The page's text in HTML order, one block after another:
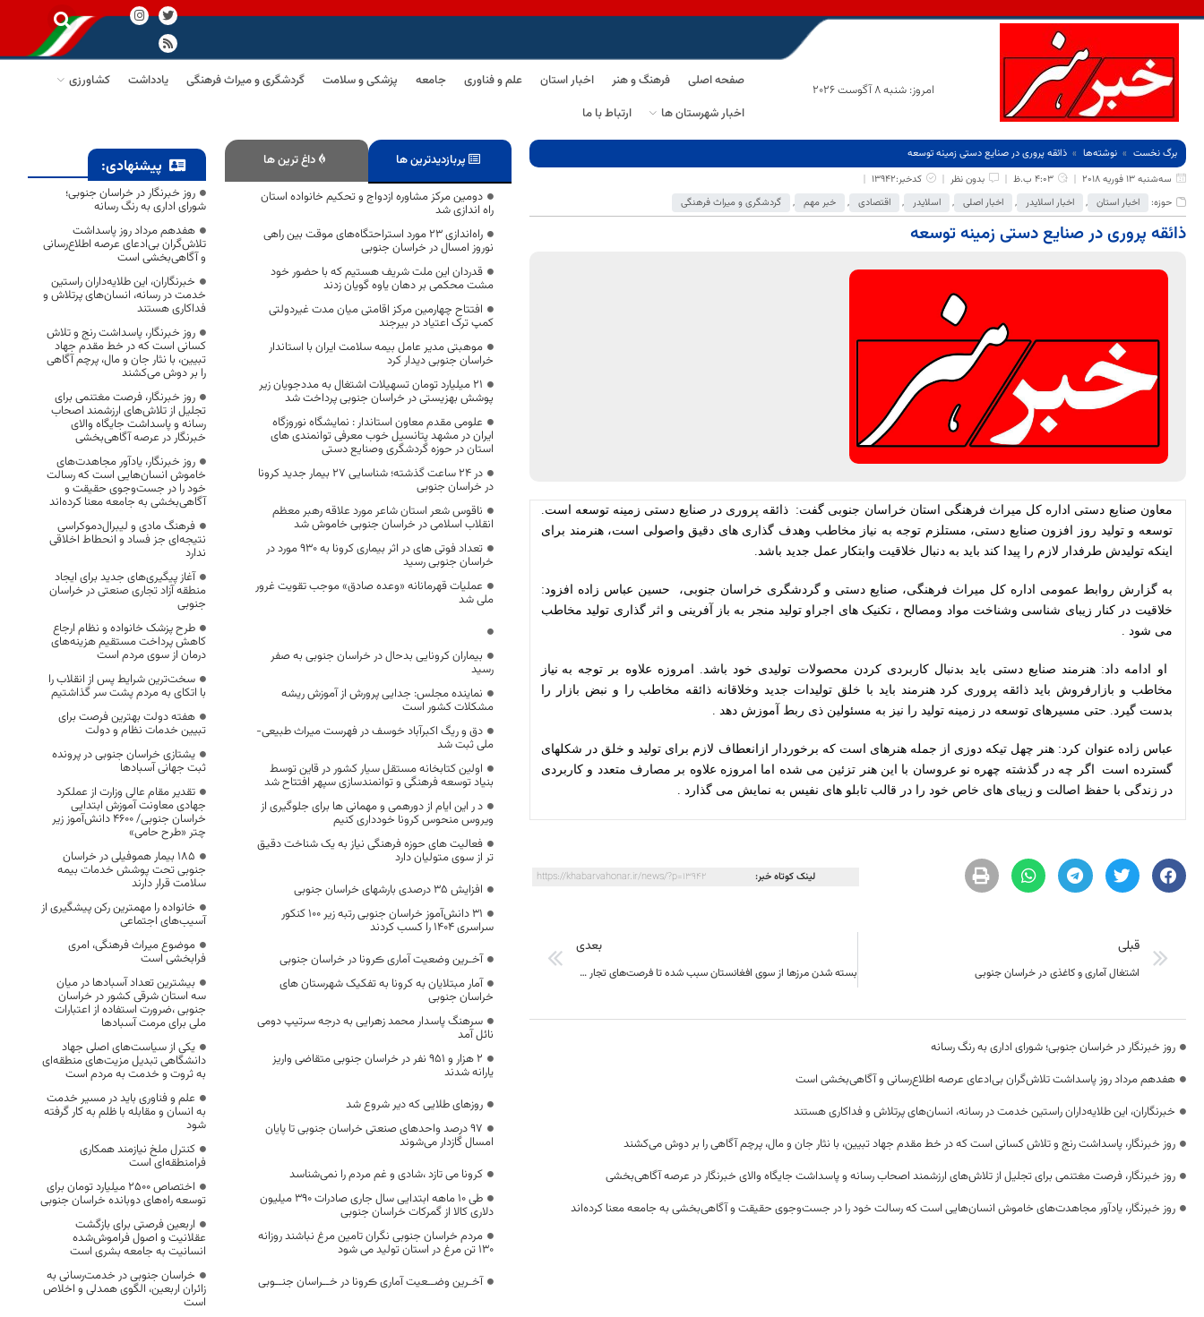
امروز: شنبه 8 آگوست 2026
صفحه اصلی فرهنگ و هنر اخبار استان علم و فناوری جامعه پزشکی و سلامت گردشگری و میراث فرهنگی یادداشت
کشاورزی
اخبار شهرستان ها
ارتباط با ما
برگ نخست نوشته‌ها
ذائقه پروری در صنایع دستی زمینه توسعه
سه‌شنبه 13 فوریه 2018
4:03 ب.ظ بدون نظر
کدخبر:13942
حوزه:
اخبار استان , اخبار اسلایدر , اخبار اصلی , اسلایدر , اقتصادی , خبر مهم , گردشگری و میراث فرهنگی
ذائقه پروری در صنایع دستی زمینه توسعه
معاون صنایع دستی اداره کل میراث فرهنگی استان خراسان جنوبی گفت: ذائقه پروری در صنایع دستی زمینه توسعه است.
توسعه و تولید روز افزون صنایع دستی، مستلزم توجه به نیاز مخاطب وهدف گذاری های دقیق واصولی است، هنرمند برای
اینکه تولیدش طرفدار لازم را پیدا کند باید به دنبال خلاقیت وابتکار عمل جدید باشد.
به گزارش روابط عمومی اداره کل میراث فرهنگی، صنایع دستی و گردشگری خراسان جنوبی،
حسین عباس زاده افزود:
خلاقیت در کنار زیبای شناسی وشناخت مواد ومصالح ، تکنیک های اجراو تولید منجر به باز آفرینی و اثر گذاری تولید مخاطب
می شود .
او ادامه داد: هنرمند صنایع دستی باید بدنبال کاربردی کردن محصولات تولیدی خود باشد. امروزه علاوه بر توجه به نیاز
مخاطب و بازارفروش باید ذائقه پروری کرد هنرمند باید با خلق تولیدات جدید وخلاقانه ذائقه مخاطب را و نبض بازار را
بدست گیرد. حتی مسیرهای توسعه در زمینه تولید را نیز به مسئولین ذی ربط آموزش دهد .
عباس زاده عنوان کرد: هنر چهل تیکه دوزی از جمله هنرهای است که برخوردار ازانعطاف لازم برای تولید و خلق در شکلهای
گسترده است
اگر چه در گذشته چهره نو عروسان با این هنر تزئین می شده اما امروزه علاوه بر مصارف متعدد و کاربردی
در زندگی با حفظ اصالت و زیبای های خاص خود را در قالب تابلو های نفیس به نمایش می گذارد .
لینک کوتاه خبر: https://khabarvahonar.ir/news/?p=13942
قبلی
اشتغال آماری و کاغذی در خراسان جنوبی
بعدی
بسته شدن مرزها از سوی افغانستان سبب شده تا فرصت‌های تجار خراسان جنوبی از بین برود
روز خبرنگار در خراسان جنوبی؛ شورای اداری به رنگ رسانه
هفدهم مرداد روز پاسداشت تلاش‌گران بی‌ادعای عرصه اطلاع‌رسانی و آگاهی‌بخشی است
خبرنگاران، این طلایه‌داران راستین خدمت در رسانه، انسان‌های پرتلاش و فداکاری هستند
روز خبرنگار، پاسداشت رنج و تلاش کسانی است که در خط مقدم جهاد تبیین، با نثار جان و مال، پرچم آگاهی را بر دوش می‌کشند
روز خبرنگار، فرصت مغتنمی برای تجلیل از تلاش‌های ارزشمند اصحاب رسانه و پاسداشت جایگاه والای خبرنگار در عرصه آگاهی‌بخشی
روز خبرنگار، یادآور مجاهدت‌های خاموش انسان‌هایی است که رسالت خود را در جست‌وجوی حقیقت و آگاهی‌بخشی به جامعه معنا کرده‌اند
پربازدیدترین ها داغ ترین ها
دومین مرکز مشاوره ازدواج و تحکیم خانواده استان
راه اندازی شد
راه‌اندازی ۲۳ مورد استراحتگاه‌های موقت بین راهی
نوروز امسال در خراسان جنوبی
قدردان این ملت شریف هستیم که با حضور خود
مشت محکمی بر دهان یاوه گویان زدند
افتتاح چهارمین مرکز اقامتی میان مدت غیردولتی
کمپ ترک اعتیاد در بیرجند
موهبتی مدیر عامل بیمه سلامت ایران با استاندار
خراسان جنوبی دیدار کرد
۲۱ میلیارد تومان تسهیلات اشتغال به مددجویان زیر
پوشش بهزیستی در خراسان جنوبی پرداخت شد
علومی مقدم معاون استاندار : نمایشگاه نوروزگاه
ایران در مشهد پتانسیل خوب معرفی توانمندی های
استان در حوزه گردشگری وصنایع دستی
در 24 ساعت گذشته؛ شناسایی 27 بیمار جدید کرونا
در خراسان جنوبی
ناقوس شعر استان شاعر مورد علاقه رهبر معظم
انقلاب اسلامی در خراسان جنوبی خاموش شد
تعداد فوتی های در اثر بیماری کرونا به 930 مورد در
خراسان جنوبی رسید
عملیات قهرمانانه «وعده صادق» موجب تقویت غرور
ملی شد
بیماران کرونایی بدحال در خراسان جنوبی به صفر
رسید
نماینده مجلس: جدایی پرورش از آموزش ریشه
مشکلات کشور است
دق و ریگ اکبرآباد خوسف در فهرست میراث طبیعی-
ملی ثبت شد
اولین کتابخانه مستقل سیار کشور در قاین توسط
بنیاد توسعه فرهنگی و توانمندسازی سپهر افتتاح شد
د ر این ایام از دورهمی و مهمانی ها برای جلوگیری از
ویروس منحوس کرونا خودداری کنیم
فعالیت های حوزه فرهنگی نیاز به یک شناخت دقیق
تر از سوی متولیان دارد
افزایش ۳۵ درصدی بارشهای خراسان جنوبی
۳۱ دانش‌آموز خراسان جنوبی رتبه زیر ۱۰۰ کنکور
سراسری ۱۴۰۴ را کسب کردند
آخـرین وضعیت آماری ڪرونا در خراسان جنوبی
آمار مبتلایان به کرونا به تفکیک شهرستان های
خراسان جنوبی
سرهنگ پاسدار محمد زهرایی به درجه سرتیپ دومی
نائل آمد
۲ هزار و ۹۵۱ نفر در خراسان جنوبی متقاضی واریز
یارانه شدند
روزهای طلایی که دیر شروع شد
۹۷ درصد واحدهای صنعتی خراسان جنوبی تا پایان
امسال گازدار می‌شوند
کرونا می تازد ،شادی و غم مردم را نمی‌شناسد
طی ۱۰ ماهه ابتدایی سال جاری صادرات ۳۹۰ میلیون
دلاری کالا از گمرکات خراسان جنوبی
مردم خراسان جنوبی نگران تامین مرغ نباشند روزانه
۱۳۰ تن مرغ در استان تولید می شود
آخـرین وضــعیت آماری ڪرونا در خــراسان جنــوبی
پیشنهادی:
روز خبرنگار در خراسان جنوبی؛
شورای اداری به رنگ رسانه
هفدهم مرداد روز پاسداشت
تلاش‌گران بی‌ادعای عرصه اطلاع‌رسانی
و آگاهی‌بخشی است
خبرنگاران، این طلایه‌داران راستین
خدمت در رسانه، انسان‌های پرتلاش و
فداکاری هستند
روز خبرنگار، پاسداشت رنج و تلاش
کسانی است که در خط مقدم جهاد
تبیین، با نثار جان و مال، پرچم آگاهی
را بر دوش می‌کشند
روز خبرنگار، فرصت مغتنمی برای
تجلیل از تلاش‌های ارزشمند اصحاب
رسانه و پاسداشت جایگاه والای
خبرنگار در عرصه آگاهی‌بخشی
روز خبرنگار، یادآور مجاهدت‌های
خاموش انسان‌هایی است که رسالت
خود را در جست‌وجوی حقیقت و
آگاهی‌بخشی به جامعه معنا کرده‌اند
فرهنگ مادی و لیبرال‌دموکراسی
نتیجه‌ای جز فساد و انحطاط اخلاقی
ندارد
آغاز پیگیری‌های جدید برای ایجاد
منطقه آزاد تجاری صنعتی در خراسان
جنوبی
طرح پزشک خانواده و نظام ارجاع
کاهش پرداخت مستقیم هزینه‌های
درمان از سوی مردم است
سخت‌ترین شرایط پس از انقلاب را
با اتکای به مردم پشت سر گذاشتیم
هفته دولت بهترین فرصت برای
تبیین خدمات نظام و دولت
یشتازی خراسان جنوبی در پرونده
ثبت جهانی آسبادها
تقدیر مقام عالی وزارت از عملکرد
جهادی معاونت آموزش ابتدایی
خراسان جنوبی/ ۴۶۰۰ دانش‌آموز زیر
چتر «طرح حامی»
۱۸۵ بیمار هموفیلی در خراسان
جنوبی تحت پوشش خدمات بیمه
سلامت قرار دارند
خانواده را مهمترین رکن پیشگیری از
آسیب‌های اجتماعی
موضوع میراث فرهنگی، امری
فرابخشی است
بیشترین تعداد آسبادها در میان
سه استان شرقی کشور در خراسان
جنوبی ،ضرورت استفاده از اعتبارات
ملی برای مرمت آسبادها
یکی از سیاست‌های اصلی جهاد
دانشگاهی تبدیل مزیت‌های منطقه‌ای
به ثروت و خدمت به مردم است
علم و فناوری باید در مسیر خدمت
به انسان و مقابله با ظلم به کار گرفته
شود
کنترل ملخ نیازمند همکاری
فرامنطقه‌ای است
اختصاص 2500 میلیارد تومان برای
توسعه راه‌های دوبانده خراسان جنوبی
اربعین فرصتی برای بازگشت
عقلانیت و اصول فراموش‌شده
انسانیت به جامعه بشری است
خراسان جنوبی در خدمت‌رسانی به
زائران اربعین، الگوی همدلی و اخلاص
است